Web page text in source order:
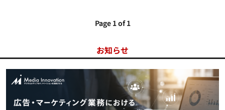
Page 1 of 1
お知らせ